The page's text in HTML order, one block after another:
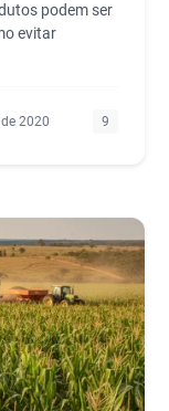
podem ser
evitar
2020 9